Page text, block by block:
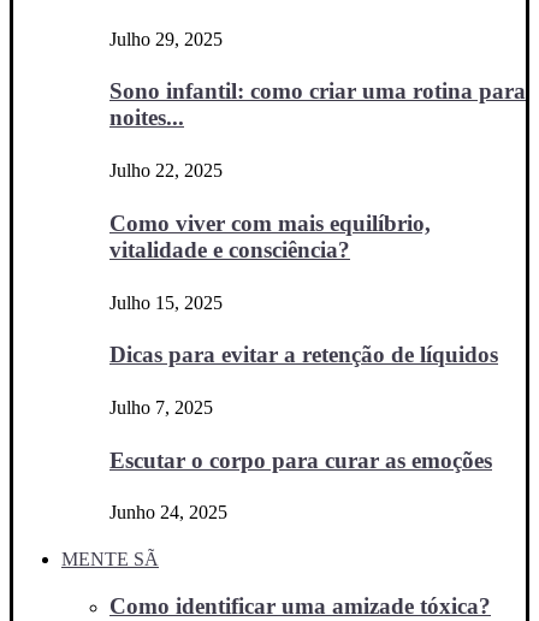
Julho 29, 2025
Sono infantil: como criar uma rotina para
noites...
Julho 22, 2025
Como viver com mais equilíbrio,
vitalidade e consciência?
Julho 15, 2025
Dicas para evitar a retenção de líquidos
Julho 7, 2025
Escutar o corpo para curar as emoções
Junho 24, 2025
MENTE SÃ
Como identificar uma amizade tóxica?